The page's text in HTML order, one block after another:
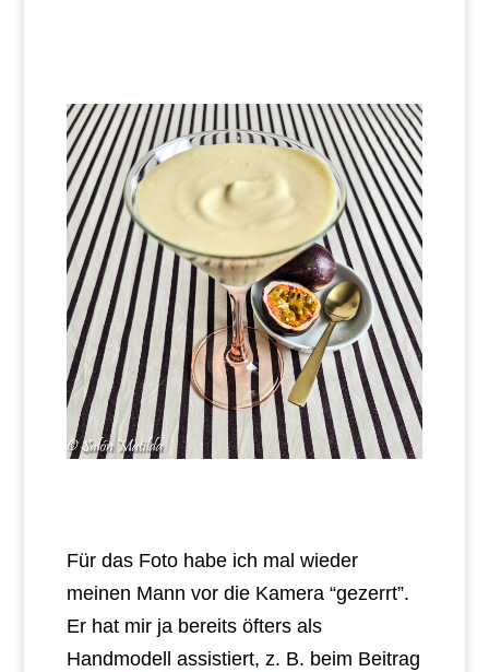
Für das Foto habe ich mal wieder
meinen Mann vor die Kamera “gezerrt”.
Er hat mir ja bereits öfters als
Handmodell assistiert, z. B. beim Beitrag